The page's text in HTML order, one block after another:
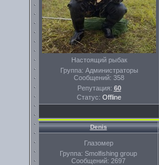
Настоящий рыбак
Группа: Администраторы
Сообщений: 358
Репутация: 60
Статус: Offline
Denis
Глазомер
Группа: Smolfishing group
Сообщений: 2697